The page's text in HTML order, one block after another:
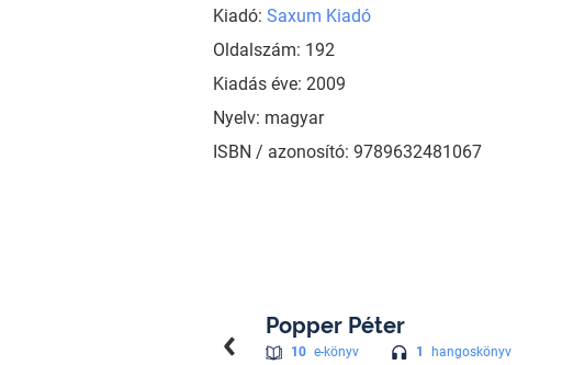
Kiadó: Saxum Kiadó
Oldalszám: 192
Kiadás éve: 2009
Nyelv: magyar
ISBN / azonosító: 9789632481067
Popper Péter
10 e-könyv 1 hangoskönyv